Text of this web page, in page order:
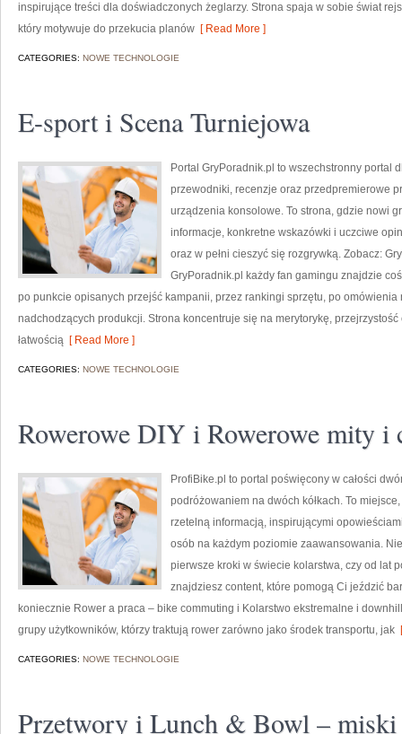
inspirujące treści dla doświadczonych żeglarzy. Strona spaja w sobie świat
który motywuje do przekucia planów [ Read More ]
CATEGORIES: NOWE TECHNOLOGIE
E-sport i Scena Turniejowa
Portal GryPoradnik.pl to wszechstronny portal
przewodniki, recenzje oraz przedpremierowe
urządzenia konsolowe. To strona, gdzie nowi
informacje, konkretne wskazówki i uczciwe
oraz w pełni cieszyć się rozgrywką. Zobacz:
GryPoradnik.pl każdy fan gamingu znajdzie
po punkcie opisanych przejść kampanii, przez rankingi sprzętu, po
nadchodzących produkcji. Strona koncentruje się na merytorykę,
łatwością [ Read More ]
CATEGORIES: NOWE TECHNOLOGIE
Rowerowe DIY i Rowerowe mity i
ProfiBike.pl to portal poświęcony w całości
podróżowaniem na dwóch kółkach. To
rzetelną informacją, inspirującymi
osób na każdym poziomie zaawansowania.
pierwsze kroki w świecie kolarstwa, czy od lat
znajdziesz content, które pomogą Ci jeździć
koniecznie Rower a praca – bike commuting i Kolarstwo ekstremalne i
grupy użytkowników, którzy traktują rower zarówno jako środek transportu, jak
CATEGORIES: NOWE TECHNOLOGIE
Przetwory i Lunch & Bowl – miski